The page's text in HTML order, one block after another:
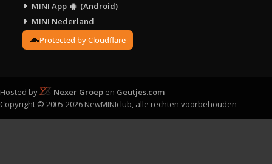
MINI App
(Android)
MINI Nederland
Protected by Cloudflare
Hosted by Nexer Groep en Geutjes.com
Copyright © 2005-2026 NewMINIclub, alle rechten voorbehouden